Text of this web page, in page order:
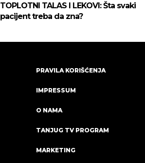
TOPLOTNI TALAS I LEKOVI: Šta svaki
pacijent treba da zna?
PRAVILA KORIŠĆENJA
IMPRESSUM
O NAMA
TANJUG TV PROGRAM
MARKETING